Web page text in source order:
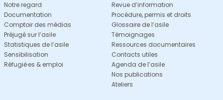
Notre regard
Documentation
Comptoir des médias
Préjugé sur l’asile
Statistiques de l’asile
Sensibilisation
Réfugié·es & emploi
Revue d’information
Procédure, permis et droits
Glossaire de l’asile
Témoignages
Ressources documentaires
Contacts utiles
Agenda de l’asile
Nos publications
Ateliers